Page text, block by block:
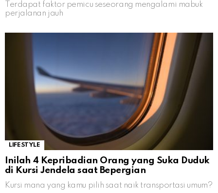
Terdapat faktor pemicu seseorang mengalami mabuk
perjalanan jauh
LIFESTYLE
Inilah 4 Kepribadian Orang yang Suka Duduk
di Kursi Jendela saat Bepergian
Kursi mana yang kamu pilih saat naik transportasi umum?